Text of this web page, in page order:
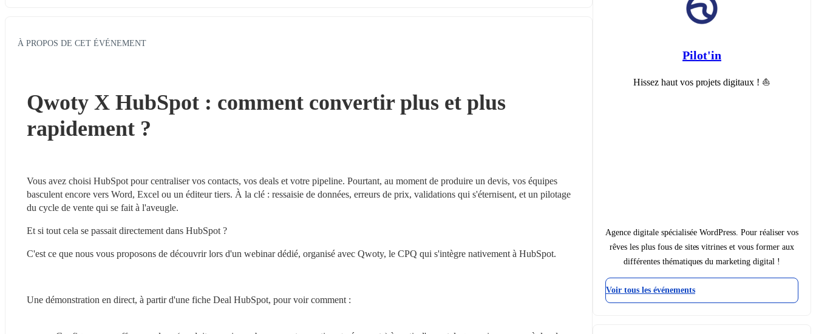
À PROPOS DE CET ÉVÉNEMENT
Qwoty X HubSpot : comment convertir plus et plus
rapidement ?
Vous avez choisi HubSpot pour centraliser vos contacts, vos deals et votre pipeline. Pourtant, au moment de produire un devis, vos équipes
basculent encore vers Word, Excel ou un éditeur tiers. À la clé : ressaisie de données, erreurs de prix, validations qui s'éternisent, et un pilotage
du cycle de vente qui se fait à l'aveugle.
Et si tout cela se passait directement dans HubSpot ?
C'est ce que nous vous proposons de découvrir lors d'un webinar dédié, organisé avec Qwoty, le CPQ qui s'intègre nativement à HubSpot.
Une démonstration en direct, à partir d'une fiche Deal HubSpot, pour voir comment :
Pilot'in
Hissez haut vos projets digitaux ! ⛵️
Agence digitale spécialisée WordPress. Pour réaliser vos
rêves les plus fous de sites vitrines et vous former aux
différentes thématiques du marketing digital !
Voir tous les événements